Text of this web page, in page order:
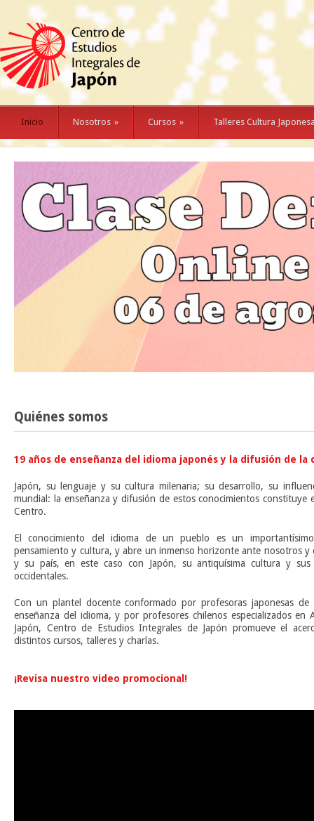
Inicio Nosotros » Cursos » Talleres Cultura
Quiénes somos
19 años de enseñanza del idioma japonés y la difusión de la
Japón, su lenguaje y su cultura milenaria; su desarrollo, su
mundial: la enseñanza y difusión de estos conocimientos
Centro.
El conocimiento del idioma de un pueblo es un
pensamiento y cultura, y abre un inmenso horizonte ante nosotros y
y su país, en este caso con Japón, su antiquísima cultura y
occidentales.
Con un plantel docente conformado por profesoras japonesas
enseñanza del idioma, y por profesores chilenos especializados
Japón, Centro de Estudios Integrales de Japón promueve el
distintos cursos, talleres y charlas.
¡Revisa nuestro video promocional!